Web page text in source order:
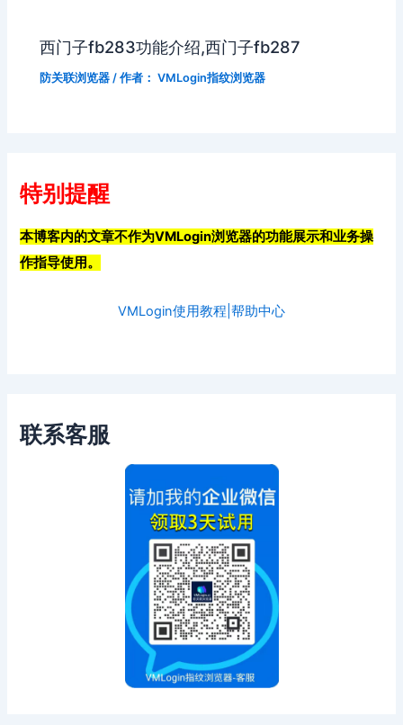
西门子fb283功能介绍,西门子fb287
防关联浏览器 / 作者： VMLogin指纹浏览器
特别提醒
本博客内的文章不作为VMLogin浏览器的功能展示和业务操
作指导使用。
VMLogin使用教程|帮助中心
联系客服